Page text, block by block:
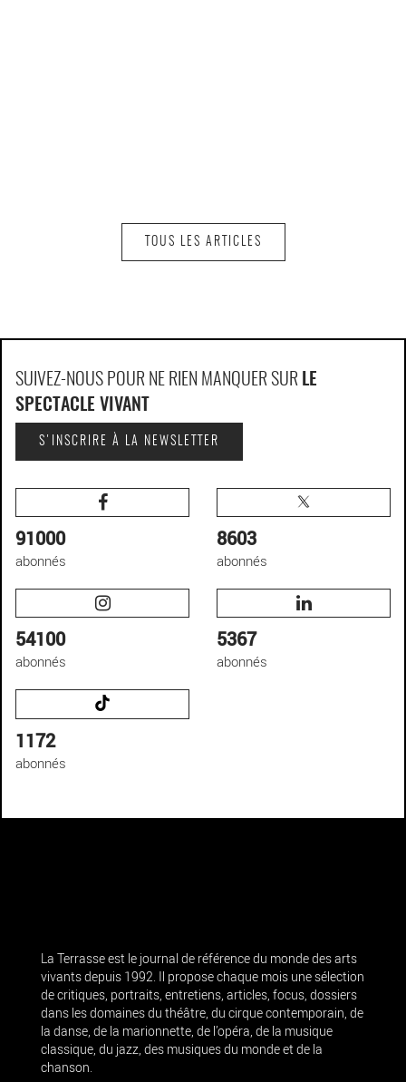
TOUS LES ARTICLES
SUIVEZ-NOUS POUR NE RIEN MANQUER SUR LE
SPECTACLE VIVANT
S'INSCRIRE À LA NEWSLETTER
91000
abonnés
8603
abonnés
54100
abonnés
5367
abonnés
1172
abonnés
La Terrasse est le journal de référence du monde des arts
vivants depuis 1992. Il propose chaque mois une sélection
de critiques, portraits, entretiens, articles, focus, dossiers
dans les domaines du théâtre, du cirque contemporain, de
la danse, de la marionnette, de l’opéra, de la musique
classique, du jazz, des musiques du monde et de la
chanson.